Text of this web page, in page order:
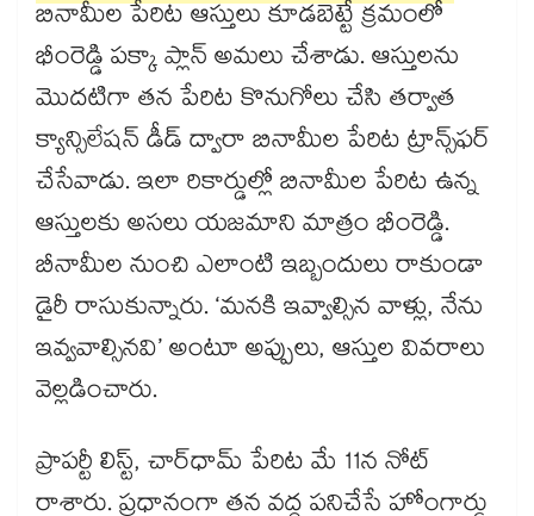
బినామీల పేరిట ఆస్తులు కూడబెట్టే క్రమంలో
భీంరెడ్డి పక్కా ప్లాన్ అమలు చేశాడు. ఆస్తులను
మొదటిగా తన పేరిట కొనుగోలు చేసి తర్వాత
క్యాన్సిలేషన్ డీడ్‌‌‌‌‌‌‌‌ ద్వారా బినామీల పేరిట ట్రాన్స్‌‌‌‌‌‌‌‌ఫర్
చేసేవాడు. ఇలా రికార్డుల్లో బినామీల పేరిట ఉన్న
ఆస్తులకు అసలు యజమాని మాత్రం భీంరెడ్డి.
బీనామీల నుంచి ఎలాంటి ఇబ్బందులు రాకుండా
డైరీ రాసుకున్నారు. ‘మనకి ఇవ్వాల్సిన వాళ్లు, నేను
ఇవ్వవాల్సినవి’ అంటూ అప్పులు, ఆస్తుల వివరాలు
వెల్లడించారు.
ప్రాపర్టీ లిస్ట్‌‌‌‌‌‌‌‌, చార్‌‌‌‌‌‌‌‌‌‌‌‌‌‌‌‌ధామ్ పేరిట మే 11న నోట్‌‌‌‌‌‌‌‌
రాశారు. ప్రధానంగా తన వద్ద పనిచేసే హోంగార్డు